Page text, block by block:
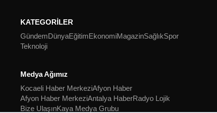
KATEGORİLER
GündemDünyaEğitimEkonomiMagazinSağlıkSpor
Teknoloji
Medya Ağımız
Kocaeli Haber MerkeziAfyon Haber
Afyon Haber MerkeziAntalya HaberRadyo Lojik
Bize UlaşınKaya Medya Grubu